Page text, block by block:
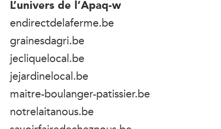
L’univers de l’Apaq-w
endirectdelaferme.be
grainesdagri.be
jecliquelocal.be
jejardinelocal.be
maitre-boulanger-patissier.be
notrelaitanous.be